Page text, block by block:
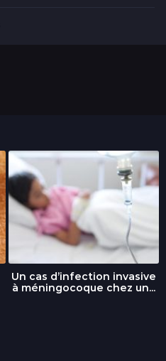
Un cas d’infection invasive
à méningocoque chez un...